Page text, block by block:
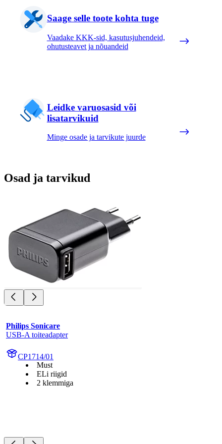
Saage selle toote kohta tuge
Vaadake KKK-sid, kasutusjuhendeid,
ohutusteavet ja nõuandeid
Leidke varuosasid või
lisatarvikuid
Minge osade ja tarvikute juurde
Osad ja tarvikud
Philips Sonicare
USB-A toiteadapter
CP1714/01
Must
ELi riigid
2 klemmiga